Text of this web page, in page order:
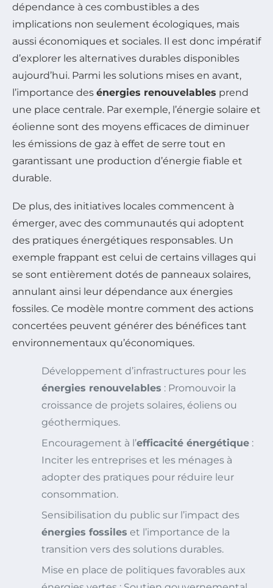
dépendance à ces combustibles a des
implications non seulement écologiques, mais
aussi économiques et sociales. Il est donc impératif
d’explorer les alternatives durables disponibles
aujourd’hui. Parmi les solutions mises en avant,
l’importance des énergies renouvelables prend
une place centrale. Par exemple, l’énergie solaire et
éolienne sont des moyens efficaces de diminuer
les émissions de gaz à effet de serre tout en
garantissant une production d’énergie fiable et
durable.
De plus, des initiatives locales commencent à
émerger, avec des communautés qui adoptent
des pratiques énergétiques responsables. Un
exemple frappant est celui de certains villages qui
se sont entièrement dotés de panneaux solaires,
annulant ainsi leur dépendance aux énergies
fossiles. Ce modèle montre comment des actions
concertées peuvent générer des bénéfices tant
environnementaux qu’économiques.
Développement d’infrastructures pour les
énergies renouvelables : Promouvoir la
croissance de projets solaires, éoliens ou
géothermiques.
Encouragement à l’efficacité énergétique :
Inciter les entreprises et les ménages à
adopter des pratiques pour réduire leur
consommation.
Sensibilisation du public sur l’impact des
énergies fossiles et l’importance de la
transition vers des solutions durables.
Mise en place de politiques favorables aux